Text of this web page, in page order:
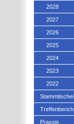
2028
2027
2026
2025
2024
2023
2022
Praxsis